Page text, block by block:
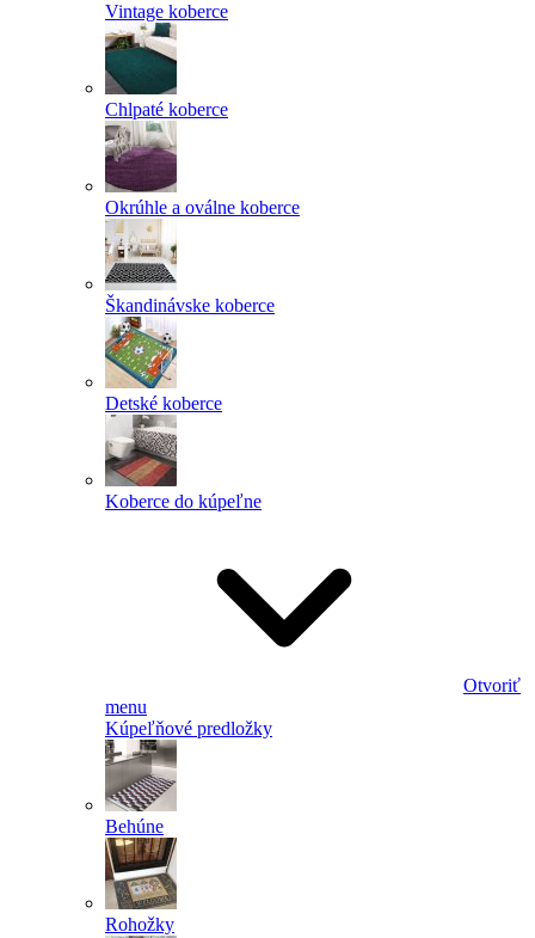
Vintage koberce
Chlpaté koberce
Okrúhle a oválne koberce
Škandinávske koberce
Detské koberce
Koberce do kúpeľne
Otvoriť
menu
Kúpeľňové predložky
Behúne
Rohožky